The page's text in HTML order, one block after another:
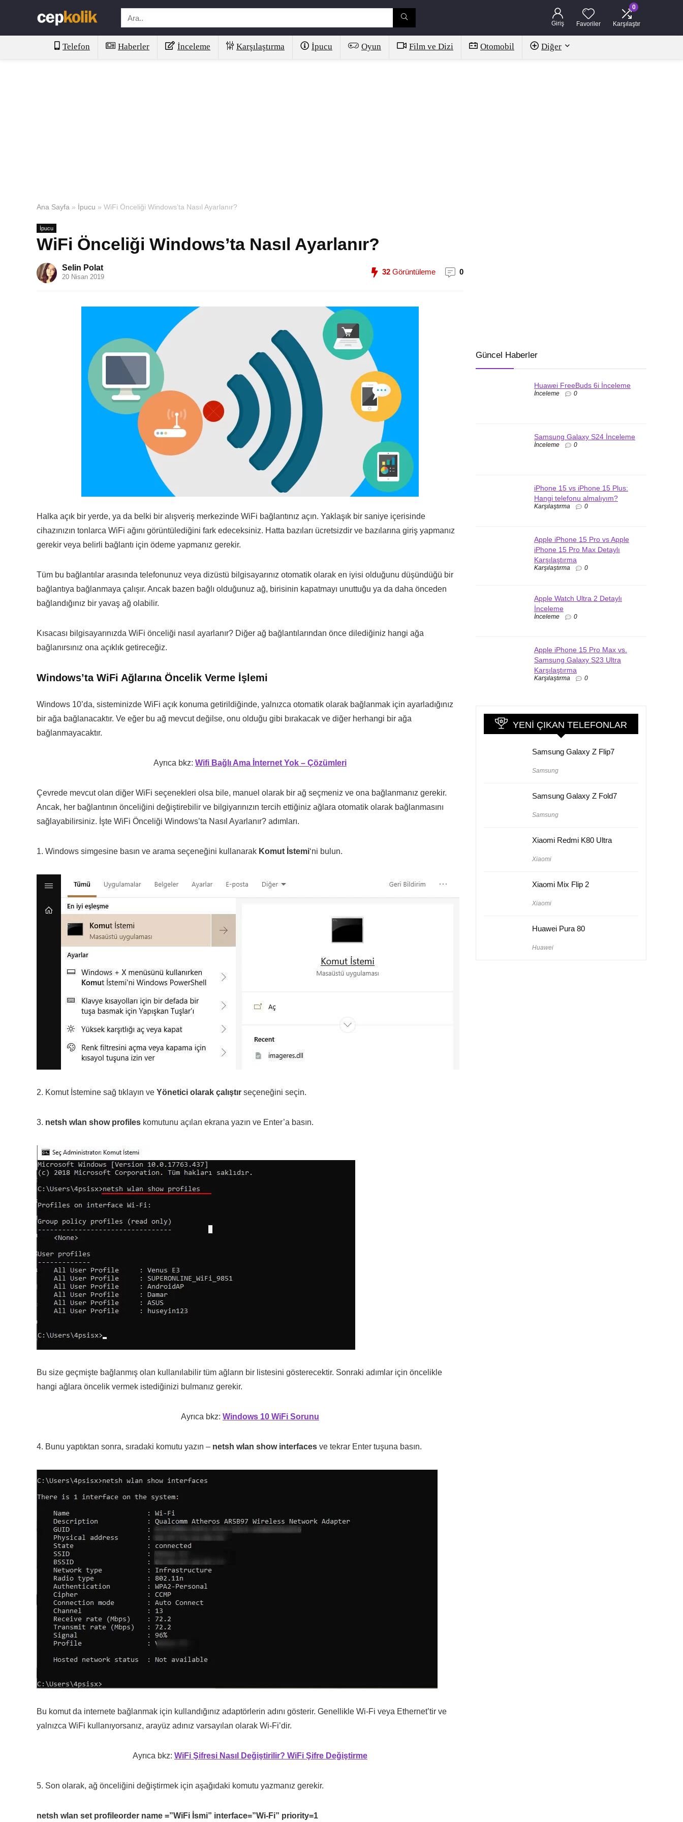
Giriş Favoriler
0
Karşılaştır
Telefon Haberler İnceleme Karşılaştırma İpucu Oyun Film ve Dizi Otomobil Diğer
Ana Sayfa » İpucu » WiFi Önceliği Windows’ta Nasıl Ayarlanır?
İpucu
WiFi Önceliği Windows’ta Nasıl Ayarlanır?
Selin Polat
20 Nisan 2019
32 Görüntüleme 0
Halka açık bir yerde, ya da belki bir alışveriş merkezinde WiFi bağlantınız açın. Yaklaşık bir saniye içerisinde
cihazınızın tonlarca WiFi ağını görüntülediğini fark edeceksiniz. Hatta bazıları ücretsizdir ve bazılarına giriş yapmanız
gerekir veya belirli bağlantı için ödeme yapmanız gerekir.
Tüm bu bağlantılar arasında telefonunuz veya dizüstü bilgisayarınız otomatik olarak en iyisi olduğunu düşündüğü bir
bağlantıya bağlanmaya çalışır. Ancak bazen bağlı olduğunuz ağ, birisinin kapatmayı unuttuğu ya da daha önceden
bağlandığınız bir yavaş ağ olabilir.
Kısacası bilgisayarınızda WiFi önceliği nasıl ayarlanır? Diğer ağ bağlantılarından önce dilediğiniz hangi ağa
bağlanırsınız ona açıklık getireceğiz.
Windows’ta WiFi Ağlarına Öncelik Verme İşlemi
Windows 10’da, sisteminizde WiFi açık konuma getirildiğinde, yalnızca otomatik olarak bağlanmak için ayarladığınız
bir ağa bağlanacaktır. Ve eğer bu ağ mevcut değilse, onu olduğu gibi bırakacak ve diğer herhangi bir ağa
bağlanmayacaktır.
Ayrıca bkz: Wifi Bağlı Ama İnternet Yok – Çözümleri
Çevrede mevcut olan diğer WiFi seçenekleri olsa bile, manuel olarak bir ağ seçmeniz ve ona bağlanmanız gerekir.
Ancak, her bağlantının önceliğini değiştirebilir ve bilgiyarınızın tercih ettiğiniz ağlara otomatik olarak bağlanmasını
sağlayabilirsiniz. İşte WiFi Önceliği Windows’ta Nasıl Ayarlanır? adımları.
1. Windows simgesine basın ve arama seçeneğini kullanarak Komut İstemi‘ni bulun.
2. Komut İstemine sağ tıklayın ve Yönetici olarak çalıştır seçeneğini seçin.
3. netsh wlan show profiles komutunu açılan ekrana yazın ve Enter’a basın.
Bu size geçmişte bağlanmış olan kullanılabilir tüm ağların bir listesini gösterecektir. Sonraki adımlar için öncelikle
hangi ağlara öncelik vermek istediğinizi bulmanız gerekir.
Ayrıca bkz: Windows 10 WiFi Sorunu
4. Bunu yaptıktan sonra, sıradaki komutu yazın – netsh wlan show interfaces ve tekrar Enter tuşuna basın.
Bu komut da internete bağlanmak için kullandığınız adaptörlerin adını gösterir. Genellikle Wi-Fi veya Ethernet’tir ve
yalnızca WiFi kullanıyorsanız, arayüz adınız varsayılan olarak Wi-Fi’dir.
Ayrıca bkz: WiFi Şifresi Nasıl Değiştirilir? WiFi Şifre Değiştirme
5. Son olarak, ağ önceliğini değiştirmek için aşağıdaki komutu yazmanız gerekir.
netsh wlan set profileorder name =”WiFi İsmi” interface=”Wi-Fi” priority=1
Güncel Haberler
Huawei FreeBuds 6i İnceleme
İnceleme 0
Samsung Galaxy S24 İnceleme
İnceleme 0
iPhone 15 vs iPhone 15 Plus:
Hangi telefonu almalıyım?
Karşılaştırma 0
Apple iPhone 15 Pro vs Apple
iPhone 15 Pro Max Detaylı
Karşılaştırma
Karşılaştırma 0
Apple Watch Ultra 2 Detaylı
İnceleme
İnceleme 0
Apple iPhone 15 Pro Max vs.
Samsung Galaxy S23 Ultra
Karşılaştırma
Karşılaştırma 0
YENI ÇIKAN TELEFONLAR
Samsung Galaxy Z Flip7
Samsung
Samsung Galaxy Z Fold7
Samsung
Xiaomi Redmi K80 Ultra
Xiaomi
Xiaomi Mix Flip 2
Xiaomi
Huawei Pura 80
Huawei